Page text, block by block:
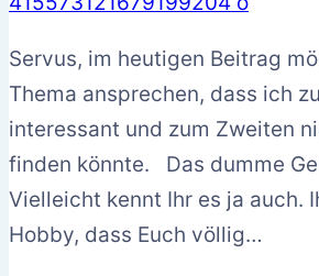
Servus, im heutigen Beitrag
Thema ansprechen, dass ich
interessant und zum Zweiten
finden könnte. Das dumme
Vielleicht kennt Ihr es ja auch.
Hobby, dass Euch völlig…